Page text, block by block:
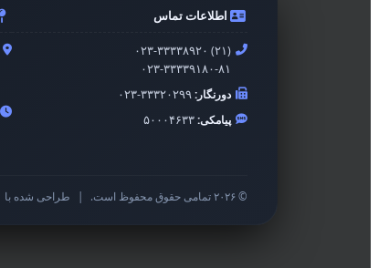
اطلاعات تماس
۰۲۳-۳۳۳۳۸۹۲۰ (۲۱)
۰۲۳-۳۳۳۳۹۱۸۰-۸۱
دورنگار:۰۲۳-۳۳۳۲۰۲۹۹
پیامکی:۵۰۰۰۴۶۳۳
© ۲۰۲۶ تمامی حقوق محفوظ است. طراحی شده با